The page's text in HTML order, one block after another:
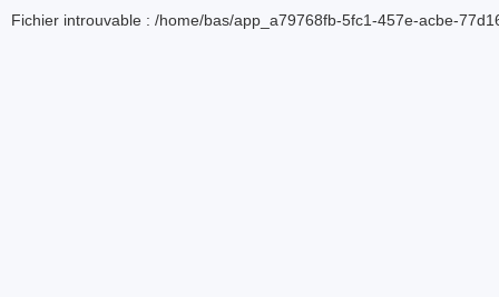
Fichier introuvable : /home/bas/app_a79768fb-5fc1-457e-acbe-